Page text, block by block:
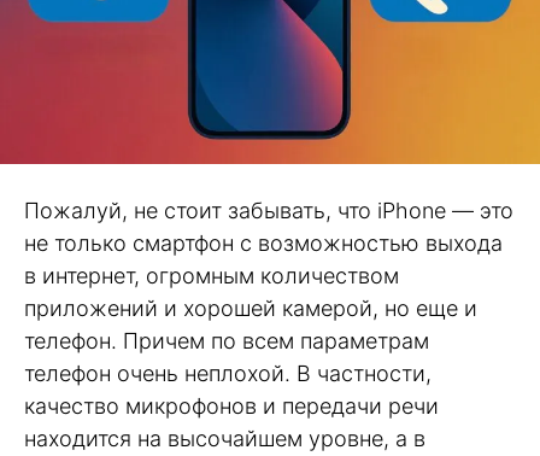
Пожалуй, не стоит забывать, что iPhone — это
не только смартфон с возможностью выхода
в интернет, огромным количеством
приложений и хорошей камерой, но еще и
телефон. Причем по всем параметрам
телефон очень неплохой. В частности,
качество микрофонов и передачи речи
находится на высочайшем уровне, а в